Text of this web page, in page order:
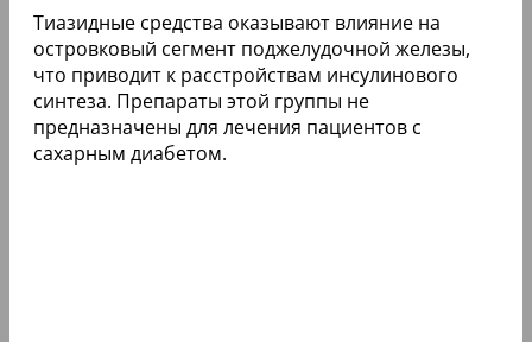
Тиазидные средства оказывают влияние на
островковый сегмент поджелудочной железы,
что приводит к расстройствам инсулинового
синтеза. Препараты этой группы не
предназначены для лечения пациентов с
сахарным диабетом.